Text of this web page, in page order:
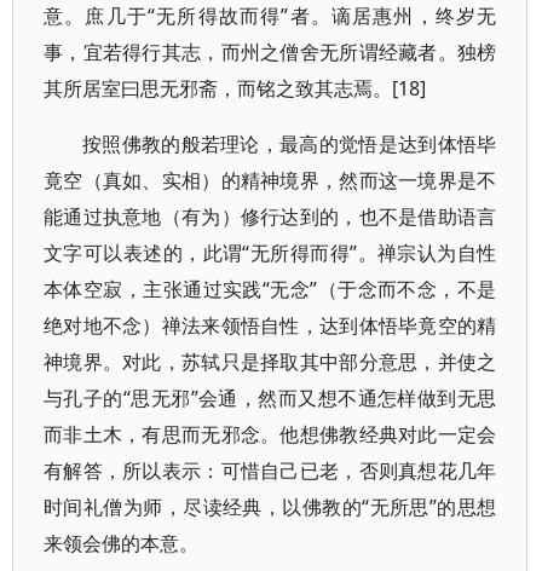
意。庶几于“无所得故而得”者。谪居惠州，终岁无
事，宜若得行其志，而州之僧舍无所谓经藏者。独榜
其所居室曰思无邪斋，而铭之致其志焉。[18]
按照佛教的般若理论，最高的觉悟是达到体悟毕
竟空（真如、实相）的精神境界，然而这一境界是不
能通过执意地（有为）修行达到的，也不是借助语言
文字可以表述的，此谓“无所得而得”。禅宗认为自性
本体空寂，主张通过实践“无念”（于念而不念，不是
绝对地不念）禅法来领悟自性，达到体悟毕竟空的精
神境界。对此，苏轼只是择取其中部分意思，并使之
与孔子的“思无邪”会通，然而又想不通怎样做到无思
而非土木，有思而无邪念。他想佛教经典对此一定会
有解答，所以表示：可惜自己已老，否则真想花几年
时间礼僧为师，尽读经典，以佛教的“无所思”的思想
来领会佛的本意。